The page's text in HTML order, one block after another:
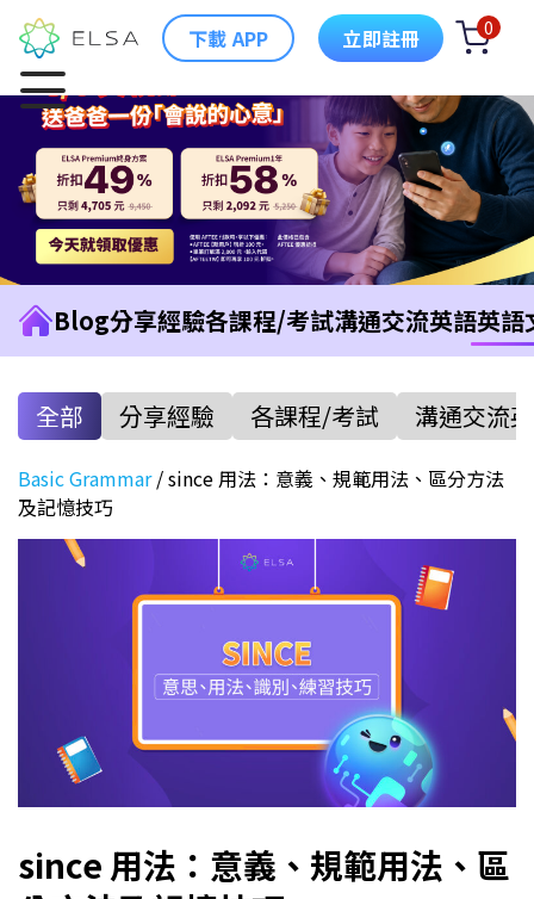
下載 APP 立即註冊 0
Blog分享經驗各課程/考試溝通交流英語英語
全部 分享經驗 各課程/考試 溝通交流
Basic Grammar/since 用法：意義、規範用法、區分方法
及記憶技巧
since 用法：意義、規範用法、區